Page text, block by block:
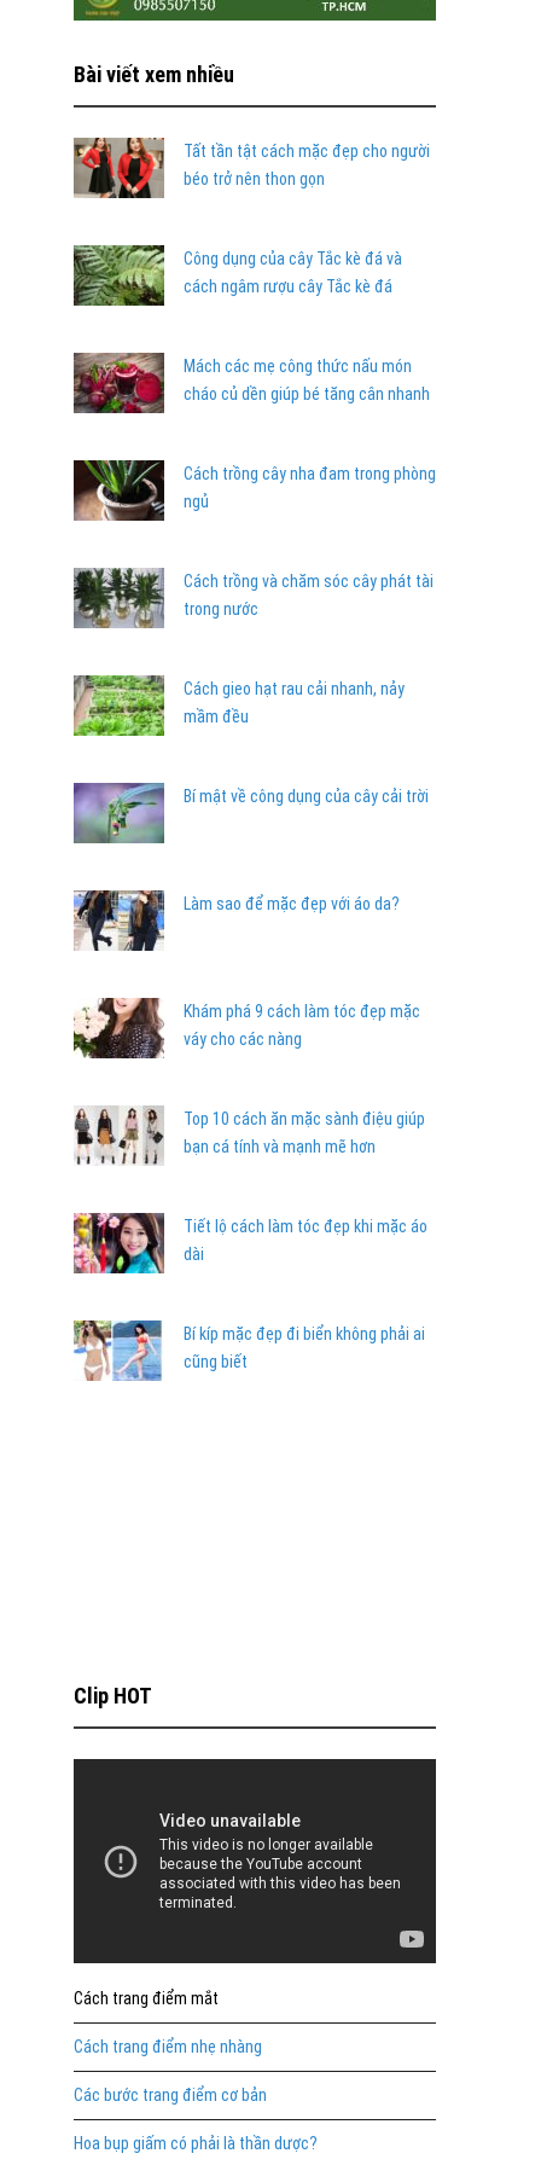
Bài viết xem nhiều
Tất tần tật cách mặc đẹp cho người
béo trở nên thon gọn
Công dụng của cây Tắc kè đá và
cách ngâm rượu cây Tắc kè đá
Mách các mẹ công thức nấu món
cháo củ dền giúp bé tăng cân nhanh
Cách trồng cây nha đam trong phòng
ngủ
Cách trồng và chăm sóc cây phát tài
trong nước
Cách gieo hạt rau cải nhanh, nảy
mầm đều
Bí mật về công dụng của cây cải trời
Làm sao để mặc đẹp với áo da?
Khám phá 9 cách làm tóc đẹp mặc
váy cho các nàng
Top 10 cách ăn mặc sành điệu giúp
bạn cá tính và mạnh mẽ hơn
Tiết lộ cách làm tóc đẹp khi mặc áo
dài
Bí kíp mặc đẹp đi biển không phải ai
cũng biết
Clip HOT
Cách trang điểm mắt
Cách trang điểm nhẹ nhàng
Các bước trang điểm cơ bản
Hoa bụp giấm có phải là thần dược?